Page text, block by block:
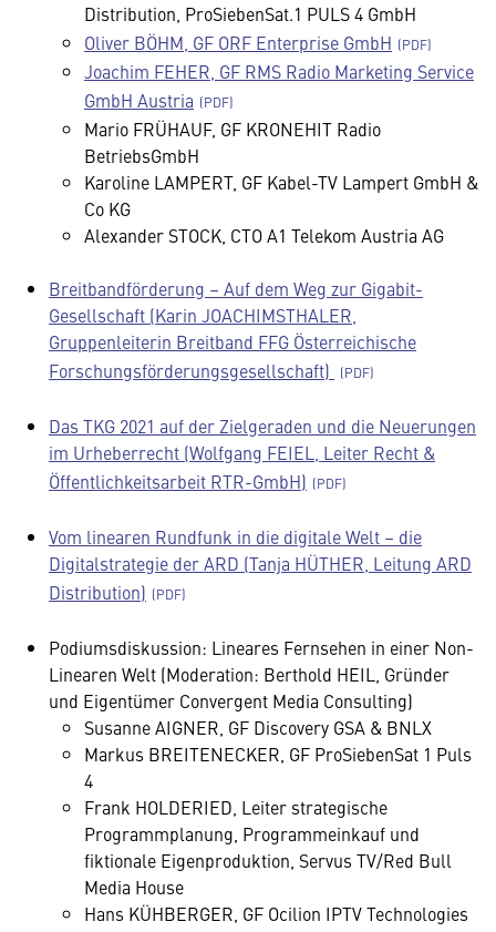
Distribution, ProSiebenSat.1 PULS 4 GmbH
Oliver BÖHM, GF ORF Enterprise GmbH
Joachim FEHER, GF RMS Radio Marketing Service
GmbH Austria
Mario FRÜHAUF, GF KRONEHIT Radio
BetriebsGmbH
Karoline LAMPERT, GF Kabel-TV Lampert GmbH &
Co KG
Alexander STOCK, CTO A1 Telekom Austria AG
Breitbandförderung – Auf dem Weg zur Gigabit-
Gesellschaft (Karin JOACHIMSTHALER,
Gruppenleiterin Breitband FFG Österreichische
Forschungsförderungsgesellschaft)
Das TKG 2021 auf der Zielgeraden und die Neuerungen
im Urheberrecht (Wolfgang FEIEL, Leiter Recht &
Öffentlichkeitsarbeit RTR-GmbH)
Vom linearen Rundfunk in die digitale Welt – die
Digitalstrategie der ARD (Tanja HÜTHER, Leitung ARD
Distribution)
Podiumsdiskussion: Lineares Fernsehen in einer Non-
Linearen Welt (Moderation: Berthold HEIL, Gründer
und Eigentümer Convergent Media Consulting)
Susanne AIGNER, GF Discovery GSA & BNLX
Markus BREITENECKER, GF ProSiebenSat 1 Puls
4
Frank HOLDERIED, Leiter strategische
Programmplanung, Programmeinkauf und
fiktionale Eigenproduktion, Servus TV/Red Bull
Media House
Hans KÜHBERGER, GF Ocilion IPTV Technologies